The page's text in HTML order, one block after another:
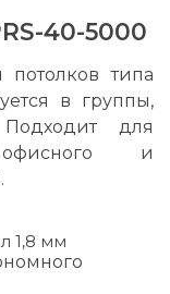
40-5000
потолков типа
в группы,
для
и
1,8 мм